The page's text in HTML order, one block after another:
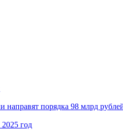
направят порядка 98 млрд
год